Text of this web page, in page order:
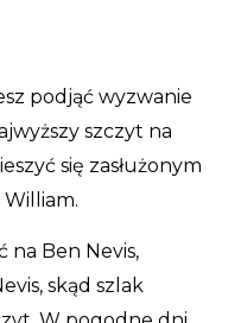
podjąć wyzwanie
szczyt na
się zasłużonym
na Ben Nevis,
skąd szlak